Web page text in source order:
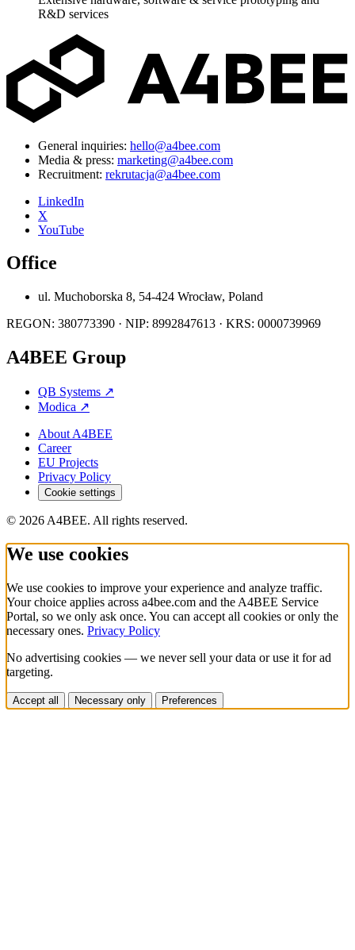
R&D services
General inquiries: hello@a4bee.com
Media & press: marketing@a4bee.com
Recruitment: rekrutacja@a4bee.com
LinkedIn
X
YouTube
Office
ul. Muchoborska 8, 54-424 Wrocław, Poland
REGON: 380773390 · NIP: 8992847613 · KRS: 0000739969
A4BEE Group
QB Systems ↗
Modica ↗
About A4BEE
Career
EU Projects
Privacy Policy
Cookie settings
© 2026 A4BEE. All rights reserved.
We use cookies
We use cookies to improve your experience and analyze traffic.
Your choice applies across a4bee.com and the A4BEE Service
Portal, so we only ask once. You can accept all cookies or only the
necessary ones. Privacy Policy
No advertising cookies — we never sell your data or use it for ad
targeting.
Accept all Necessary only Preferences